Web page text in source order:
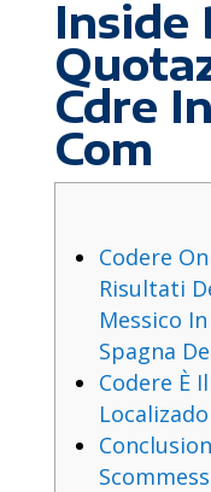
Inside
Cdre
Com
Codere
Risultati
Messico
Spagna
Codere È